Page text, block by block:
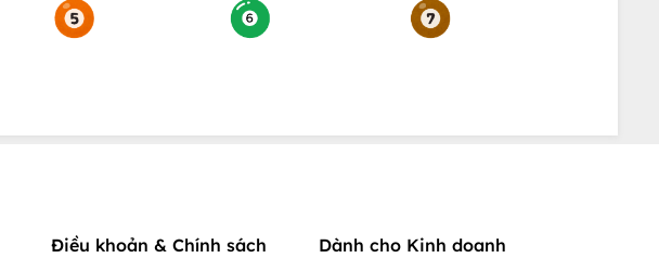
Điều khoản & Chính sách Dành cho Kinh doanh